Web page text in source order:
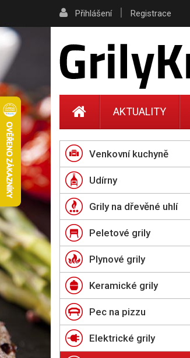
Venkovní kuchyně
Udírny
Grily na dřevěné uhlí
Peletové grily
Plynové grily
Keramické grily
Pec na pizzu
Elektrické grily
Přihlášení | Registrace
AKTUALITY